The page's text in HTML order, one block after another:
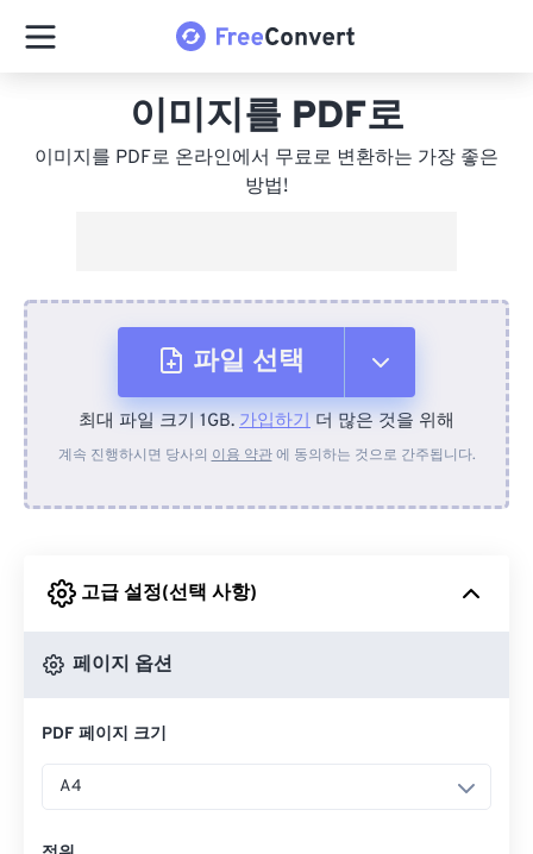
이미지를 PDF로
이미지를 PDF로 온라인에서 무료로 변환하는 가장 좋은
방법!
파일 선택
장치에서
Google 드라이브에서
최대 파일 크기 1GB. 가입하기 더 많은 것을 위해
계속 진행하시면 당사의 이용 약관에 동의하는 것으로 간주됩니다.
고급 설정(선택 사항)
페이지 옵션
PDF 페이지 크기
A4